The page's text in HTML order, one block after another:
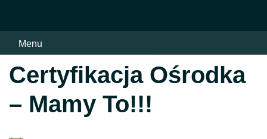
Menu
Certyfikacja Ośrodka
– Mamy To!!!